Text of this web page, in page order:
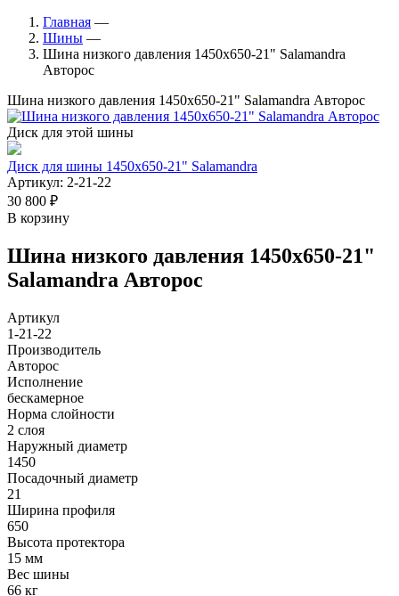
Главная —
Шины —
Шина низкого давления 1450х650-21" Salamandra
Авторос
Шина низкого давления 1450х650-21" Salamandra Авторос
Диск для этой шины
Диск для шины 1450х650-21" Salamandra
Артикул: 2-21-22
30 800 ₽
В корзину
Шина низкого давления 1450х650-21"
Salamandra Авторос
Артикул
1-21-22
Производитель
Авторос
Исполнение
бескамерное
Норма слойности
2 слоя
Наружный диаметр
1450
Посадочный диаметр
21
Ширина профиля
650
Высота протектора
15 мм
Вес шины
66 кг